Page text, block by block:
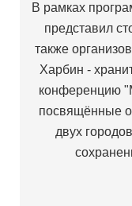
В рамках
представил
также
Харбин -
конференцию
посвящённые
двух